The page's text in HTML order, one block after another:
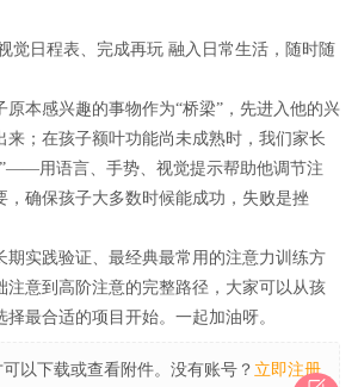
觉日程表、完成再玩 融入日常生活，随时随
原本感兴趣的事物作为“桥梁”，先进入他的兴
来；在孩子额叶功能尚未成熟时，我们家长
用语言、手势、视觉提示帮助他调节注
，确保孩子大多数时候能成功，失败是挫
期实践验证、最经典最常用的注意力训练方
注意到高阶注意的完整路径，大家可以从孩
最合适的项目开始。一起加油呀。
可以下载或查看附件。没有账号？ 立即注册